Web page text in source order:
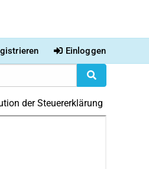
Einloggen
der Steuererklärung